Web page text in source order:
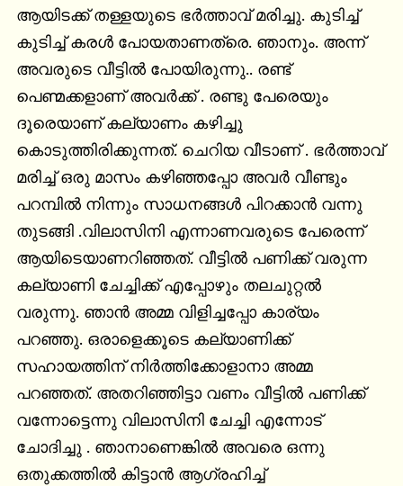
ആയിടക്ക് തള്ളയുടെ ഭർത്താവ് മരിച്ചു. കുടിച്ച്
കുടിച്ച് കരൾ പോയതാണത്രെ. ഞാനും. അന്ന്
അവരുടെ വീട്ടിൽ പോയിരുന്നു.. രണ്ട്
പെണ്മക്കളാണ് അവർക്ക് . രണ്ടു പേരെയും
ദൂരെയാണ് കല്യാണം കഴിച്ചു
കൊടുത്തിരിക്കുന്നത്. ചെറിയ വീടാണ് . ഭർത്താവ്
മരിച്ച് ഒരു മാസം കഴിഞ്ഞപ്പോ അവർ വീണ്ടും
പറമ്പിൽ നിന്നും സാധനങ്ങൾ പിറക്കാൻ വന്നു
തുടങ്ങി .വിലാസിനി എന്നാണവരുടെ പേരെന്ന്
ആയിടെയാണറിഞ്ഞത്. വീട്ടിൽ പണിക്ക് വരുന്ന
കല്യാണി ചേച്ചിക്ക് എപ്പോഴും തലചുറ്റൽ
വരുന്നു. ഞാൻ അമ്മ വിളിച്ചപ്പോ കാര്യം
പറഞ്ഞു. ഒരാളെക്കൂടെ കല്യാണിക്ക്
സഹായത്തിന് നിർത്തിക്കോളാനാ അമ്മ
പറഞ്ഞത്. അതറിഞ്ഞിട്ടാ വണം വീട്ടിൽ പണിക്ക്
വന്നോട്ടെന്നു വിലാസിനി ചേച്ചി എന്നോട്
ചോദിച്ചു . ഞാനാണെങ്കിൽ അവരെ ഒന്നു
ഒതുക്കത്തിൽ കിട്ടാൻ ആഗ്രഹിച്ച്